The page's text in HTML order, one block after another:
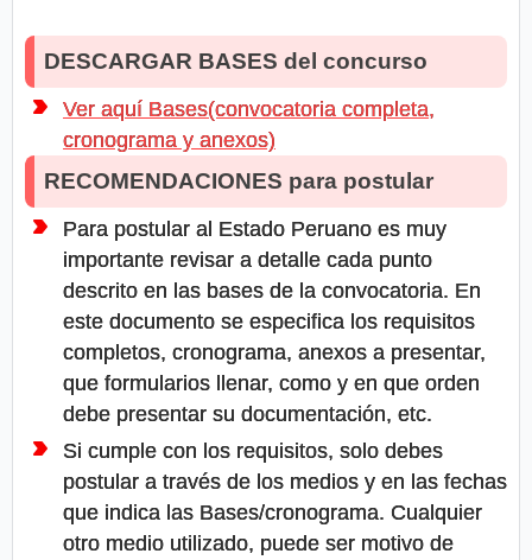
DESCARGAR BASES del concurso
Ver aquí Bases(convocatoria completa,
cronograma y anexos)
RECOMENDACIONES para postular
Para postular al Estado Peruano es muy
importante revisar a detalle cada punto
descrito en las bases de la convocatoria. En
este documento se especifica los requisitos
completos, cronograma, anexos a presentar,
que formularios llenar, como y en que orden
debe presentar su documentación, etc.
Si cumple con los requisitos, solo debes
postular a través de los medios y en las fechas
que indica las Bases/cronograma. Cualquier
otro medio utilizado, puede ser motivo de